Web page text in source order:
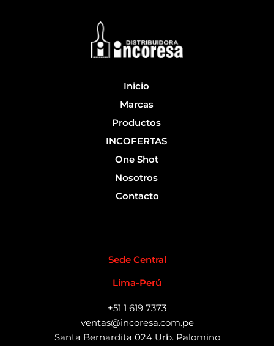
k
Inicio
Marcas
Productos
INCOFERTAS
One Shot
Nosotros
Contacto
Sede Central
Lima-Perú
+51 1 619 7373
ventas@incoresa.com.pe
Santa Bernardita 024 Urb. Palomino